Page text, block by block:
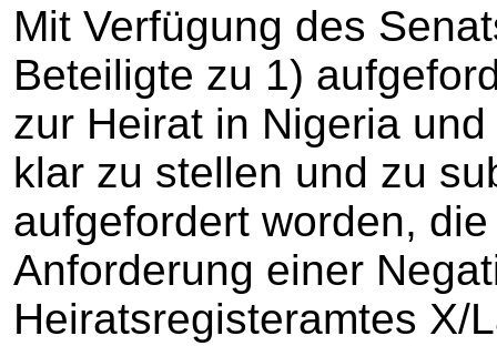
Mit Verfügung des
Beteiligte zu 1)
zur Heirat in Nigeria
klar zu stellen und zu
aufgefordert worden,
Anforderung einer
Heiratsregisteramtes X/